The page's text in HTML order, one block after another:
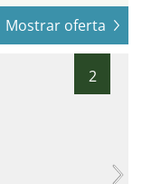
Mostrar oferta
2